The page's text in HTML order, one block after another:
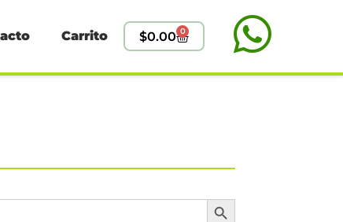
Carrito $0.00 0
Search Button